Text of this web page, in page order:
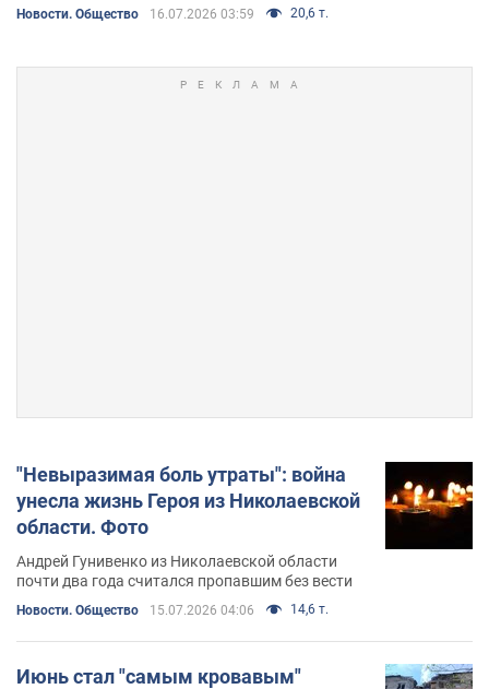
Новости. Общество 16.07.2026 03:59 20,6 т.
"Невыразимая боль утраты": война
унесла жизнь Героя из Николаевской
области. Фото
Андрей Гунивенко из Николаевской области
почти два года считался пропавшим без вести
Новости. Общество 15.07.2026 04:06 14,6 т.
Июнь стал "самым кровавым"